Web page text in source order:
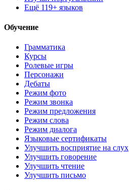
Ещё 119+ языков
Обучение
Грамматика
Курсы
Ролевые игры
Персонажи
Дебаты
Режим фото
Режим звонка
Режим предложения
Режим слова
Режим диалога
Языковые сертификаты
Улучшить восприятие на слух
Улучшить говорение
Улучшить чтение
Улучшить письмо